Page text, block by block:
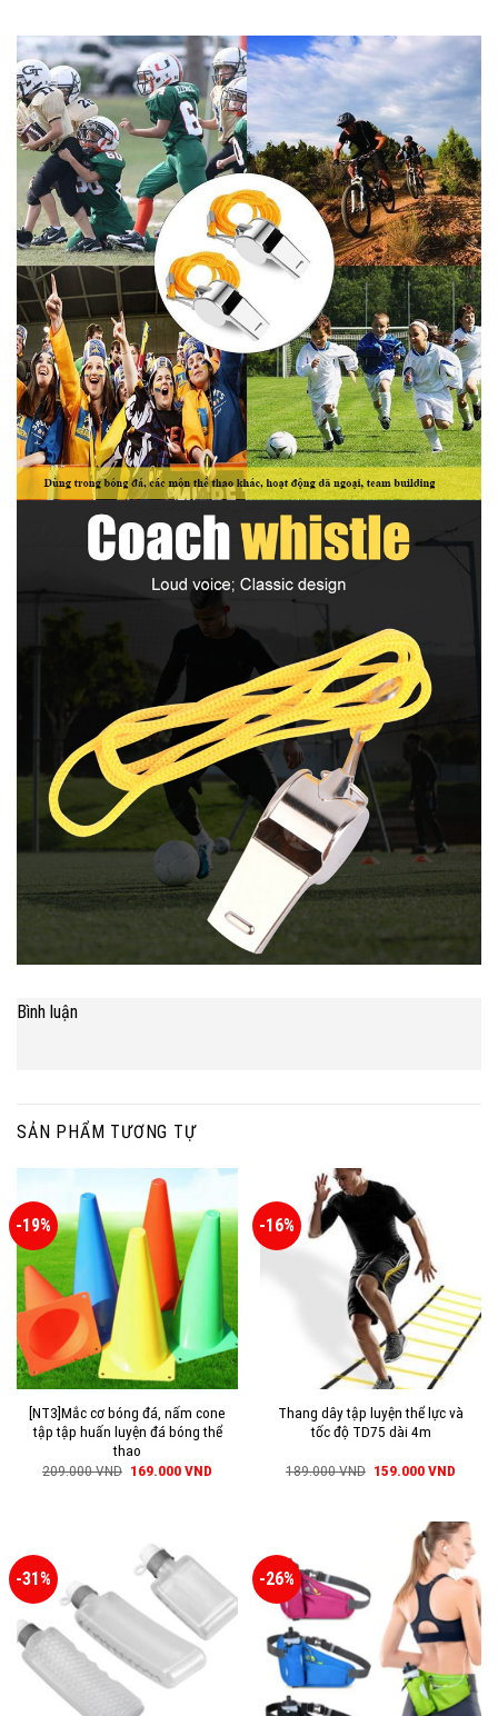
Bình luận
SẢN PHẨM TƯƠNG TỰ
-19%
[NT3]Mắc cơ bóng đá, nấm cone
tập tập huấn luyện đá bóng thể
thao
209.000VND 169.000VND
-16%
Thang dây tập luyện thể lực và
tốc độ TD75 dài 4m
189.000VND 159.000VND
-31% -26%